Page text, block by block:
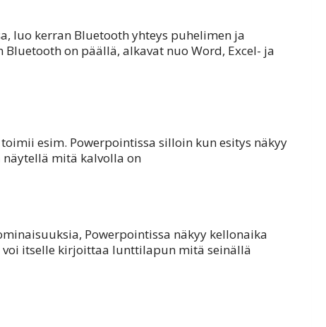
luo kerran Bluetooth yhteys puhelimen ja
on päällä, alkavat nuo Word, Excel- ja
esim. Powerpointissa silloin kun esitys näkyy
mitä kalvolla on
Powerpointissa näkyy kellonaika
itselle kirjoittaa lunttilapun mitä seinällä